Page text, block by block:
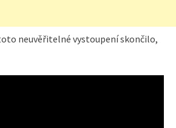
neuvěřitelné vystoupení skončilo,